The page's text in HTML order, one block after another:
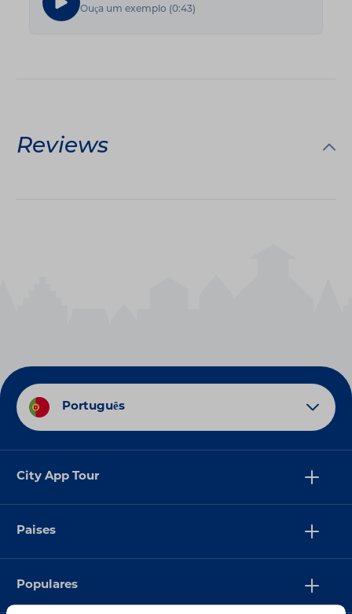
Ouça um exemplo (0:43)
Reviews
Português
City App Tour
Paises
Populares